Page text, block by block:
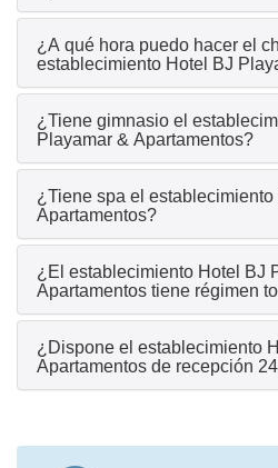
¿A qué hora puedo hacer el
establecimiento Hotel BJ
¿Tiene gimnasio el
Playamar & Apartamentos?
¿Tiene spa el
Apartamentos?
¿El establecimiento Hotel BJ
Apartamentos tiene régimen
¿Dispone el establecimiento
Apartamentos de recepción